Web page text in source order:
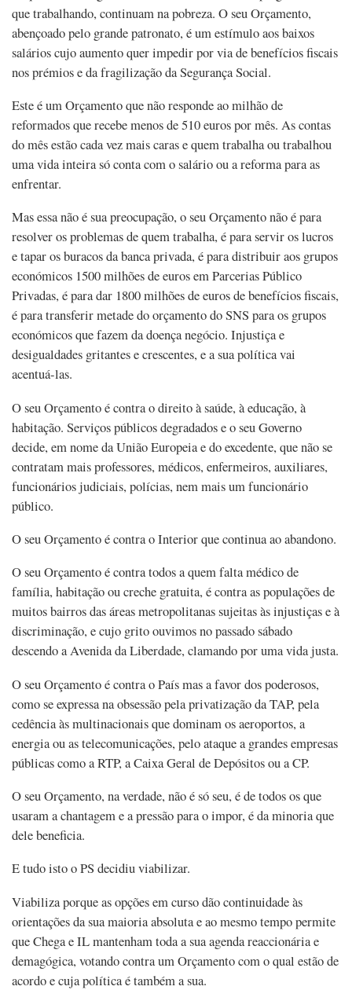
que trabalhando, continuam na pobreza. O seu Orçamento,
abençoado pelo grande patronato, é um estímulo aos baixos
salários cujo aumento quer impedir por via de benefícios fiscais
nos prémios e da fragilização da Segurança Social.
Este é um Orçamento que não responde ao milhão de
reformados que recebe menos de 510 euros por mês. As contas
do mês estão cada vez mais caras e quem trabalha ou trabalhou
uma vida inteira só conta com o salário ou a reforma para as
enfrentar.
Mas essa não é sua preocupação, o seu Orçamento não é para
resolver os problemas de quem trabalha, é para servir os lucros
e tapar os buracos da banca privada, é para distribuir aos grupos
económicos 1500 milhões de euros em Parcerias Público
Privadas, é para dar 1800 milhões de euros de benefícios fiscais,
é para transferir metade do orçamento do SNS para os grupos
económicos que fazem da doença negócio. Injustiça e
desigualdades gritantes e crescentes, e a sua política vai
acentuá-las.
O seu Orçamento é contra o direito à saúde, à educação, à
habitação. Serviços públicos degradados e o seu Governo
decide, em nome da União Europeia e do excedente, que não se
contratam mais professores, médicos, enfermeiros, auxiliares,
funcionários judiciais, polícias, nem mais um funcionário
público.
O seu Orçamento é contra o Interior que continua ao abandono.
O seu Orçamento é contra todos a quem falta médico de
família, habitação ou creche gratuita, é contra as populações de
muitos bairros das áreas metropolitanas sujeitas às injustiças e à
discriminação, e cujo grito ouvimos no passado sábado
descendo a Avenida da Liberdade, clamando por uma vida justa.
O seu Orçamento é contra o País mas a favor dos poderosos,
como se expressa na obsessão pela privatização da TAP, pela
cedência às multinacionais que dominam os aeroportos, a
energia ou as telecomunicações, pelo ataque a grandes empresas
públicas como a RTP, a Caixa Geral de Depósitos ou a CP.
O seu Orçamento, na verdade, não é só seu, é de todos os que
usaram a chantagem e a pressão para o impor, é da minoria que
dele beneficia.
E tudo isto o PS decidiu viabilizar.
Viabiliza porque as opções em curso dão continuidade às
orientações da sua maioria absoluta e ao mesmo tempo permite
que Chega e IL mantenham toda a sua agenda reaccionária e
demagógica, votando contra um Orçamento com o qual estão de
acordo e cuja política é também a sua.